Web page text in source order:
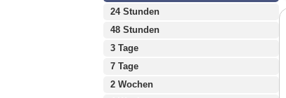
24 Stunden
48 Stunden
3 Tage
7 Tage
2 Wochen